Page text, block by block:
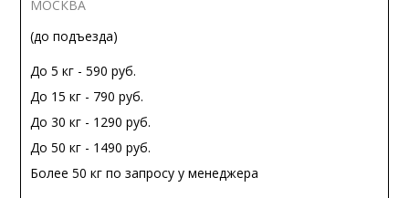
МОСКВА
(до подъезда)
До 5 кг - 590 руб.
До 15 кг - 790 руб.
До 30 кг - 1290 руб.
До 50 кг - 1490 руб.
Более 50 кг по запросу у менеджера